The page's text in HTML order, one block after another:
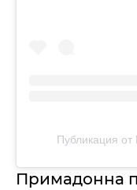
Публикация
Примадонна